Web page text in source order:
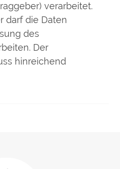
verarbeitet.
darf die Daten
des
Der
hinreichend